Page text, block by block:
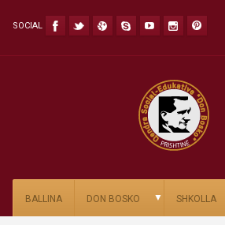
SOCIAL
BALLINA DON BOSKO ▼ SHKOLLA